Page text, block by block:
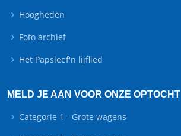
Hoogheden
Foto archief
Het Papsleef'n lijflied
MELD JE AAN VOOR ONZE OPTOCHT
Optocht Menu
Categorie 1 - Grote wagens